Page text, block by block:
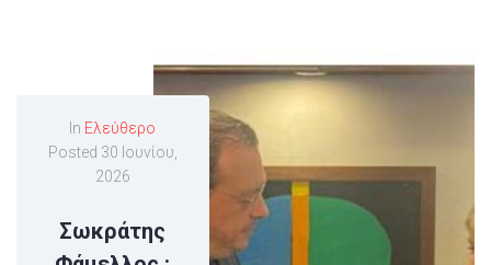
In Ελεύθερο
Posted 30 Ιουνίου,
2026
Σωκράτης